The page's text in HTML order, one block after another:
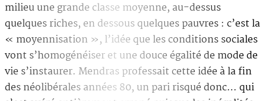
milieu une grande classe moyenne, au-dessus
quelques riches, en dessous quelques pauvres : c’est la
« moyennisation », l’idée que les conditions sociales
vont s’homogénéiser et une douce égalité de mode de
vie s’instaurer. Mendras professait cette idée à la fin
des néolibérales années 80, un pari risqué donc… qui